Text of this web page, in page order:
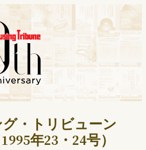
・トリビューン
年23・24号）